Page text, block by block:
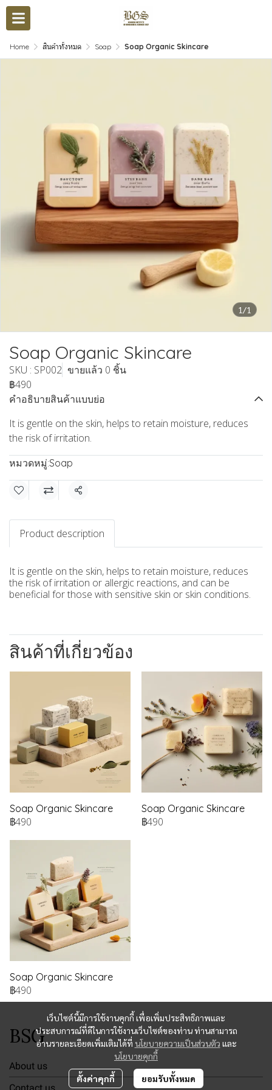
Home สินค้าทั้งหมด Soap Soap Organic Skincare
1/1
Soap Organic Skincare
SKU : SP002 ขายแล้ว 0 ชิ้น
฿490
คำอธิบายสินค้าแบบย่อ
It is gentle on the skin, helps to retain moisture, reduces
the risk of irritation.
หมวดหมู่:Soap
แชร์
Product description
It is gentle on the skin, helps to retain moisture, reduces
the risk of irritation or allergic reactions, and can be
beneficial for those with sensitive skin or skin conditions.
สินค้าที่เกี่ยวข้อง
Soap Organic Skincare
฿490
Soap Organic Skincare
฿490
Soap Organic Skincare
฿490
เว็บไซต์นี้มีการใช้งานคุกกี้ เพื่อเพิ่มประสิทธิภาพและ
ประสบการณ์ที่ดีในการใช้งานเว็บไซต์ของท่าน ท่านสามารถ
อ่านรายละเอียดเพิ่มเติมได้ที่ นโยบายความเป็นส่วนตัว และ
นโยบายคุกกี้
ตั้งค่าคุกกี้ ยอมรับทั้งหมด
BSG
About us